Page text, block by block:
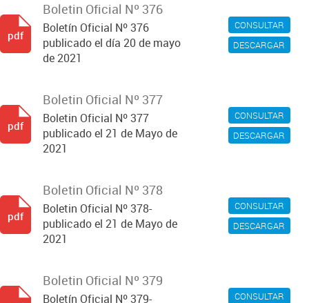
CONSULTAR
DESCARGAR
Boletin Oficial Nº 376
Boletín Oficial Nº 376
publicado el día 20 de mayo
de 2021
pdf
CONSULTAR
DESCARGAR
Boletin Oficial Nº 377
Boletin Oficial Nº 377
publicado el 21 de Mayo de
2021
pdf
CONSULTAR
DESCARGAR
Boletin Oficial Nº 378
Boletin Oficial Nº 378-
publicado el 21 de Mayo de
2021
pdf
CONSULTAR
Boletin Oficial Nº 379
Boletín Oficial Nº 379-